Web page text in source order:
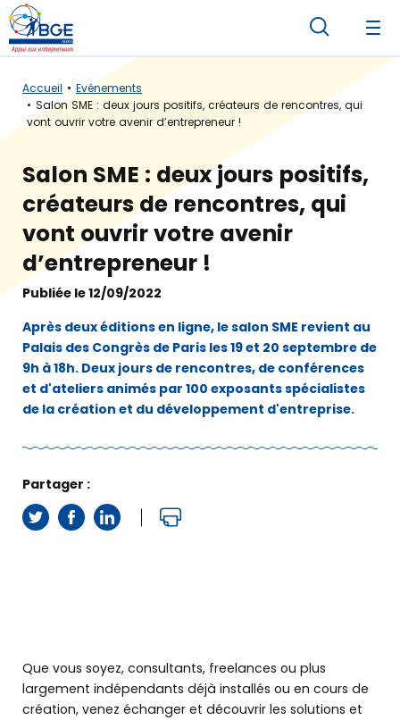
Accueil
Evénements
Salon SME : deux jours positifs, créateurs de rencontres, qui
vont ouvrir votre avenir d’entrepreneur !
Salon SME : deux jours positifs,
créateurs de rencontres, qui
vont ouvrir votre avenir
d’entrepreneur !
Publiée le 12/09/2022
Après deux éditions en ligne, le salon SME revient au
Palais des Congrès de Paris les 19 et 20 septembre de
9h à 18h. Deux jours de rencontres, de conférences
et d'ateliers animés par 100 exposants spécialistes
de la création et du développement d'entreprise.
Partager :
Que vous soyez, consultants, freelances ou plus
largement indépendants déjà installés ou en cours de
création, venez échanger et découvrir les solutions et